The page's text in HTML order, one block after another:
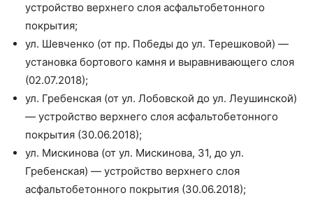
устройство верхнего слоя асфальтобетонного
покрытия;
ул. Шевченко (от пр. Победы до ул. Терешковой) —
установка бортового камня и выравнивающего слоя
(02.07.2018);
ул. Гребенская (от ул. Лобовской до ул. Леушинской)
— устройство верхнего слоя асфальтобетонного
покрытия (30.06.2018);
ул. Мискинова (от ул. Мискинова, 31, до ул.
Гребенская) — устройство верхнего слоя
асфальтобетонного покрытия (30.06.2018);